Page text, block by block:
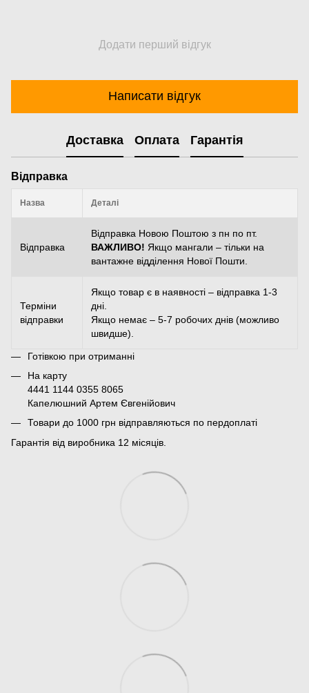
Додати перший відгук
Написати відгук
Доставка Оплата Гарантія
Відправка
Назва Деталі
Відправка
Відправка Новою Поштою з пн по пт.
ВАЖЛИВО! Якщо мангали – тільки на
вантажне відділення Нової Пошти.
Терміни
відправки
Якщо товар є в наявності – відправка 1-3
дні.
Якщо немає – 5-7 робочих днів (можливо
швидше).
Готівкою при отриманні
На карту
4441 1144 0355 8065
Капелюшний Артем Євгенійович
Товари до 1000 грн відправляються по пердоплаті
Гарантія від виробника 12 місяців.